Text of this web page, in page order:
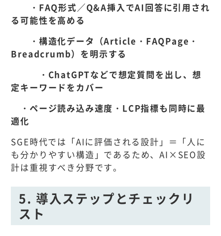
・FAQ形式／Q&A挿入でAI回答に引用され
る可能性を高める
・構造化データ（Article・FAQPage・
Breadcrumb）を明示する
・ChatGPTなどで想定質問を出し、想
定キーワードをカバー
・ページ読み込み速度・LCP指標も同時に最
適化
SGE時代では「AIに評価される設計」＝「人に
も分かりやすい構造」であるため、AI×SEO設
計は重視すべき分野です。
5. 導入ステップとチェックリ
スト